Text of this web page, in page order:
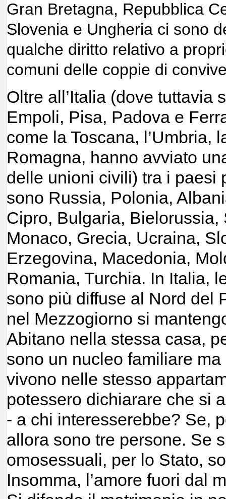
Gran Bretagna, Repubblica
Slovenia e Ungheria ci sono
qualche diritto relativo a
comuni delle coppie di
Oltre all’Italia (dove tuttavia
Empoli, Pisa, Padova e
come la Toscana, l’Umbria,
Romagna, hanno avviato
delle unioni civili) tra i paesi
sono Russia, Polonia,
Cipro, Bulgaria, Bielorussia,
Monaco, Grecia, Ucraina,
Erzegovina, Macedonia,
Romania, Turchia. In Italia,
sono più diffuse al Nord del
nel Mezzogiorno si
Abitano nella stessa casa,
sono un nucleo familiare
vivono nelle stesso
potessero dichiarare che si
- a chi interesserebbe? Se,
allora sono tre persone. Se
omosessuali, per lo Stato,
Insomma, l’amore fuori dal